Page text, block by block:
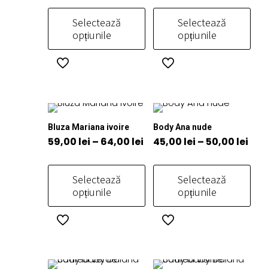
fi
pagina
produsului.
fi
pagina
produsului.
Selectează
opțiunile
Acest
mai
variații.
Opțiunile
în
pagina
Selectează
opțiunile
Acest
mai
variații.
Opțiunile
în
pagina
Bluza Mariana ivoire
59,00 lei – 64,00 lei Interval
59,00 lei
până
Selectează
opțiunile
Acest
mai
Body Ana nude
45,00 lei – 50,00 lei
Selectează
opțiunile
Acest
mai